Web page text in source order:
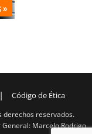
| Código de Ética
derechos reservados.
Marcelo Rodrigo